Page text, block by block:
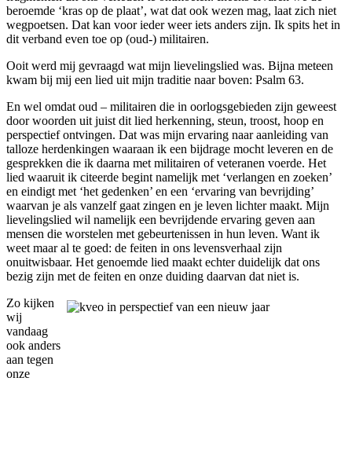
beroemde ‘kras op de plaat’, wat dat ook wezen mag, laat zich niet
wegpoetsen. Dat kan voor ieder weer iets anders zijn. Ik spits het in
dit verband even toe op (oud-) militairen.
Ooit werd mij gevraagd wat mijn lievelingslied was. Bijna meteen
kwam bij mij een lied uit mijn traditie naar boven: Psalm 63.
En wel omdat oud – militairen die in oorlogsgebieden zijn geweest
door woorden uit juist dit lied herkenning, steun, troost, hoop en
perspectief ontvingen. Dat was mijn ervaring naar aanleiding van
talloze herdenkingen waaraan ik een bijdrage mocht leveren en de
gesprekken die ik daarna met militairen of veteranen voerde. Het
lied waaruit ik citeerde begint namelijk met ‘verlangen en zoeken’
en eindigt met ‘het gedenken’ en een ‘ervaring van bevrijding’
waarvan je als vanzelf gaat zingen en je leven lichter maakt. Mijn
lievelingslied wil namelijk een bevrijdende ervaring geven aan
mensen die worstelen met gebeurtenissen in hun leven. Want ik
weet maar al te goed: de feiten in ons levensverhaal zijn
onuitwisbaar. Het genoemde lied maakt echter duidelijk dat ons
bezig zijn met de feiten en onze duiding daarvan dat niet is.
Zo kijken
wij
vandaag
ook anders
aan tegen
onze